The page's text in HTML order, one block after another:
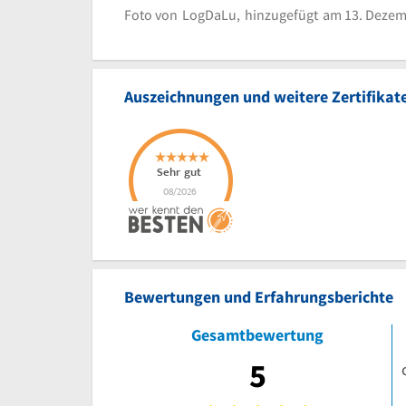
Logo
eingestellt vonLogDaLu
Foto von LogDaLu, hinzugefügt am 13.
Auszeichnungen und weitere
Bewertungen und Erfahrungsberichte
Gesamtbewertung
5